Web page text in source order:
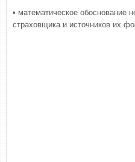
• математическое обоснование
страховщика и источников их